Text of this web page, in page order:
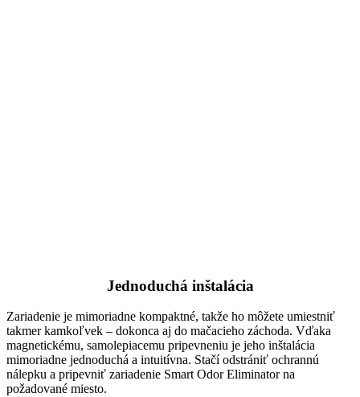
Jednoduchá inštalácia
Zariadenie je mimoriadne kompaktné, takže ho môžete umiestniť
takmer kamkoľvek – dokonca aj do mačacieho záchoda. Vďaka
magnetickému, samolepiacemu pripevneniu je jeho inštalácia
mimoriadne jednoduchá a intuitívna. Stačí odstrániť ochrannú
nálepku a pripevniť zariadenie Smart Odor Eliminator na
požadované miesto.